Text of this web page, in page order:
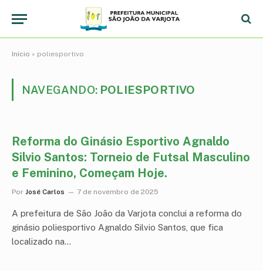
Início » poliesportivo
NAVEGANDO: POLIESPORTIVO
Reforma do Ginásio Esportivo Agnaldo
Silvio Santos: Torneio de Futsal Masculino
e Feminino, Começam Hoje.
Por José Carlos 7 de novembro de 2025
A prefeitura de São João da Varjota conclui a reforma do
ginásio poliesportivo Agnaldo Silvio Santos, que fica
localizado na…